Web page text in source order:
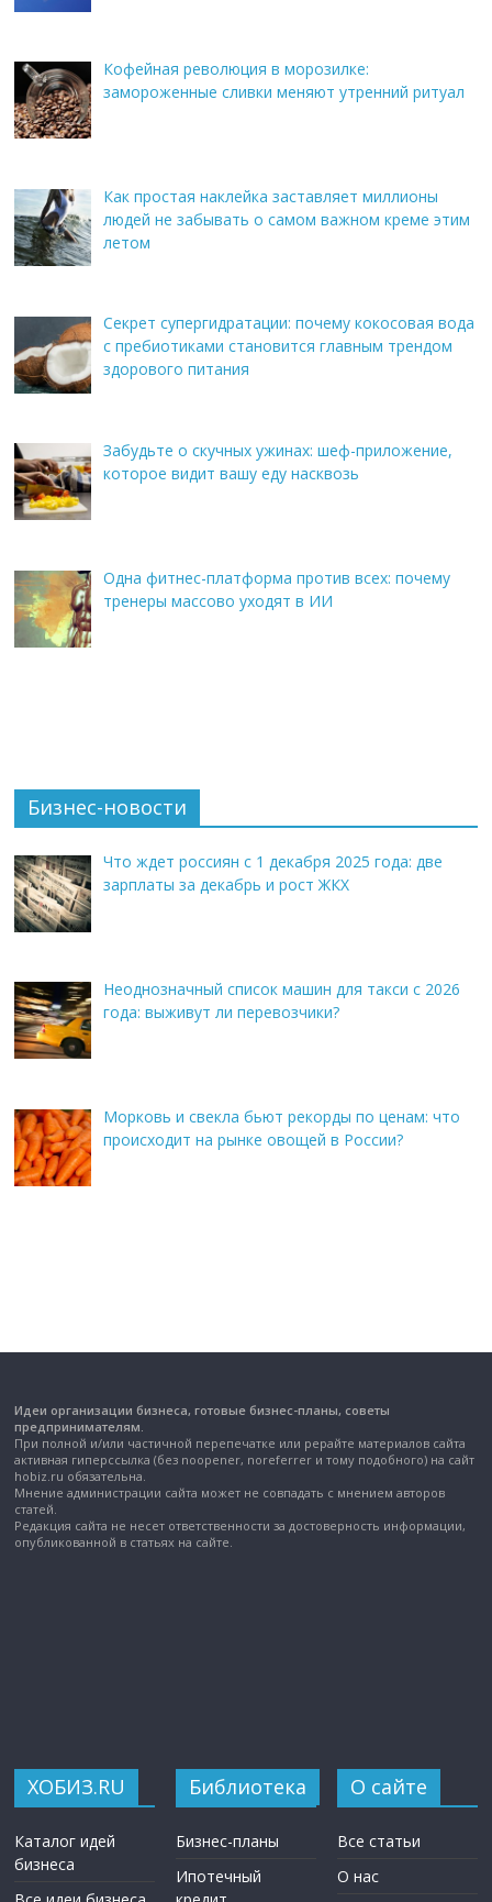
Кофейная революция в морозилке:
замороженные сливки меняют утренний ритуал
Как простая наклейка заставляет миллионы
людей не забывать о самом важном креме этим
летом
Секрет супергидратации: почему кокосовая вода
с пребиотиками становится главным трендом
здорового питания
Забудьте о скучных ужинах: шеф-приложение,
которое видит вашу еду насквозь
Одна фитнес-платформа против всех: почему
тренеры массово уходят в ИИ
Бизнес-новости
Что ждет россиян с 1 декабря 2025 года: две
зарплаты за декабрь и рост ЖКХ
Неоднозначный список машин для такси с 2026
года: выживут ли перевозчики?
Морковь и свекла бьют рекорды по ценам: что
происходит на рынке овощей в России?
Идеи организации бизнеса, готовые бизнес-планы, советы
предпринимателям.
При полной и/или частичной перепечатке или рерайте материалов сайта
активная гиперссылка (без noopener, noreferrer и тому подобного) на сайт
hobiz.ru обязательна.
Мнение администрации сайта может не совпадать с мнением авторов
статей.
Редакция сайта не несет ответственности за достоверность информации,
опубликованной в статьях на сайте.
ХОБИЗ.RU
Каталог идей
бизнеса
Библиотека
Бизнес-планы
Ипотечный
О сайте
Все статьи
О нас